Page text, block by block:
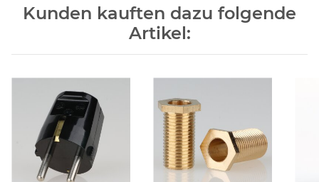
Kunden kauften dazu folgende
Artikel: